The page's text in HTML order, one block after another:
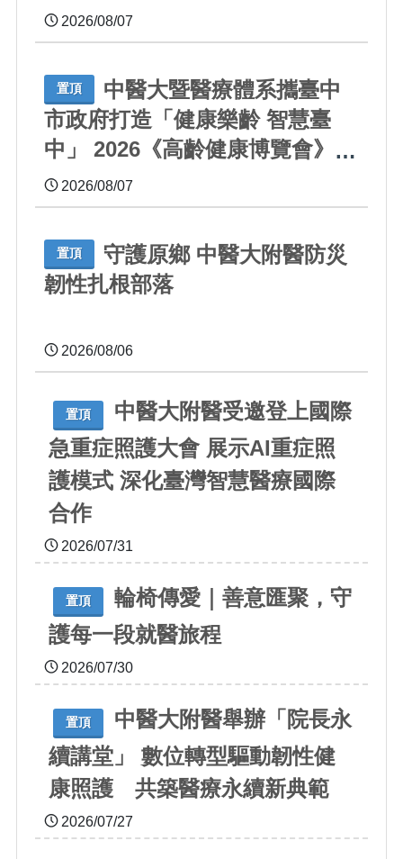
全臺僅兩院獲選 四葉績效指標
居臺灣最佳
2026/08/07
置頂
中醫大暨醫療體系攜臺中
市政府打造「健康樂齡 智慧臺
中」 2026《高齡健康博覽會》四
大醫療主題展區 首創一站式疾
病全人照護
2026/08/07
置頂
守護原鄉 中醫大附醫防災
韌性扎根部落
2026/08/06
置頂
中醫大附醫受邀登上國際
急重症照護大會 展示AI重症照
護模式 深化臺灣智慧醫療國際
合作
2026/07/31
置頂
輪椅傳愛｜善意匯聚，守
護每一段就醫旅程
2026/07/30
置頂
中醫大附醫舉辦「院長永
續講堂」 數位轉型驅動韌性健
康照護 共築醫療永續新典範
2026/07/27